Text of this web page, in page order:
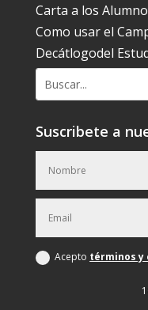
Carta a los
Como usar el
Decátlogodel
Suscribete a
Acepto términos y